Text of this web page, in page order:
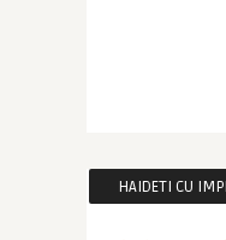
HAIDETI CU